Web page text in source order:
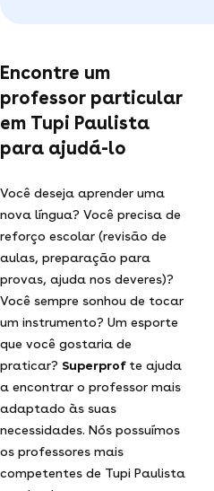
Encontre um
professor particular
em Tupi Paulista
para ajudá-lo
Você deseja aprender uma
nova língua? Você precisa de
reforço escolar (revisão de
aulas, preparação para
provas, ajuda nos deveres)?
Você sempre sonhou de tocar
um instrumento? Um esporte
que você gostaria de
praticar? Superprof te ajuda
a encontrar o professor mais
adaptado às suas
necessidades. Nós possuímos
os professores mais
competentes de Tupi Paulista